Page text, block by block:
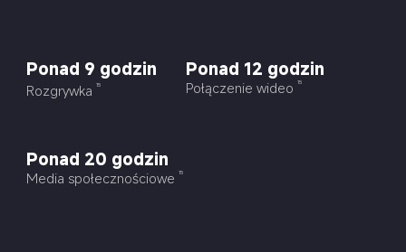
Ponad 9 godzin
Rozgrywka 15
Ponad 12 godzin
Połączenie wideo 15
Ponad 20 godzin
Media społecznościowe 15